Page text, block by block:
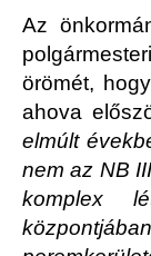
Az
örömét,
ahova
elmúlt
nem az NB
komplex